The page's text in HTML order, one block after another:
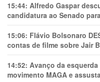
15:44: Alfredo Gaspar
candidatura ao Senado
15:06: Flávio Bolsonaro
contas de filme sobre Jair
14:52: Avanço da
movimento MAGA e